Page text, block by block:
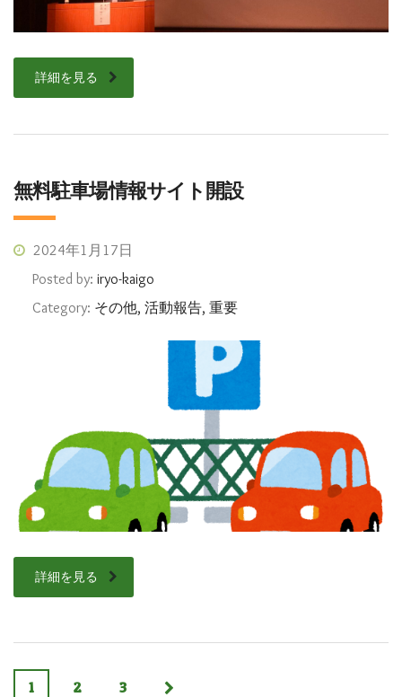
詳細を見る
無料駐車場情報サイト開設
2024年1月17日
Posted by: iryo-kaigo
Category: その他, 活動報告, 重要
詳細を見る
1 2 3